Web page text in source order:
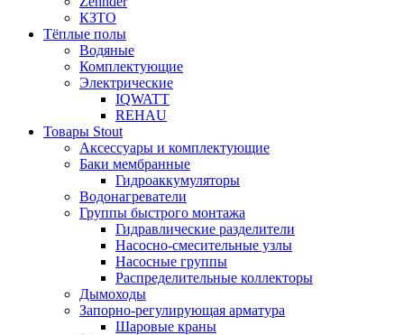
КЗТО
Тёплые полы
Водяные
Комплектующие
Электрические
IQWATT
REHAU
Товары Stout
Аксессуары и комплектующие
Баки мембранные
Гидроаккумуляторы
Водонагреватели
Группы быстрого монтажа
Гидравлические разделители
Насосно-смесительные узлы
Насосные группы
Распределительные коллекторы
Дымоходы
Запорно-регулирующая арматура
Шаровые краны